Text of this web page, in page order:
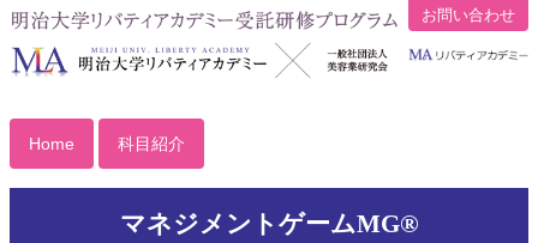
お問い合わせ
Home 科目紹介
マネジメントゲームMG®